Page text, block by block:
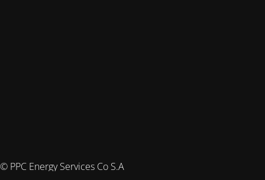
© PPC Energy Services Co S.A